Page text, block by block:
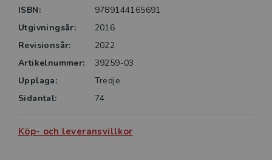
ISBN:
9789144165691
Utgivningsår:
2016
Revisionsår:
2022
Artikelnummer:
39259-03
Upplaga:
Tredje
Sidantal:
74
Köp- och leveransvillkor